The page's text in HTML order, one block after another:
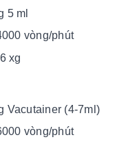
5 ml
vòng/phút
xg
Vacutainer (4-7ml)
vòng/phút